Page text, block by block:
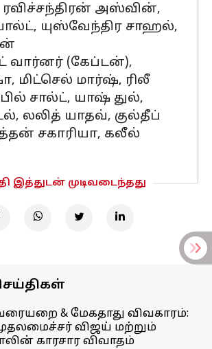
அஸ்வின்,
யுஸ்வேந்திர சாஹல்,
வார்னர் (கேப்டன்),
மிட்செல் மார்ஷ், ரிலீ
சால்ட், யாஷ் துல்,
லலித் யாதவ், குல்தீப்
சகாரியா, கலீல்
இத்துடன் முடிவடைந்தது
& மேகதாது விவகாரம்:
விஜய் மற்றும்
காரசார விவாதம்